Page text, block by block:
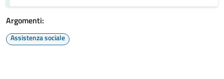
Argomenti:
Assistenza sociale